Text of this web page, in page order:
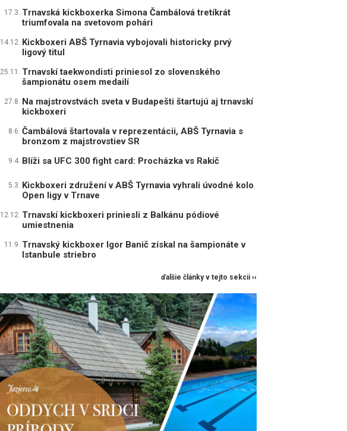
17.3. Trnavská kickboxerka Simona Čambálová tretíkrát
triumfovala na svetovom pohári
14.12. Kickboxeri ABŠ Tyrnavia vybojovali historicky prvý
ligový titul
25.11. Trnavskí taekwondisti priniesol zo slovenského
šampionátu osem medailí
27.8. Na majstrovstvách sveta v Budapešti štartujú aj trnavskí
kickboxeri
8.6. Čambálová štartovala v reprezentácii, ABŠ Tyrnavia s
bronzom z majstrovstiev SR
9.4. Blíži sa UFC 300 fight card: Procházka vs Rakič
5.3. Kickboxeri združení v ABŠ Tyrnavia vyhrali úvodné kolo
Open ligy v Trnave
12.12. Trnavskí kickboxeri priniesli z Balkánu pódiové
umiestnenia
11.9. Trnavský kickboxer Igor Banič získal na šampionáte v
Istanbule striebro
ďalšie články v tejto sekcii ››